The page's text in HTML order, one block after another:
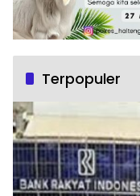
Terpopuler